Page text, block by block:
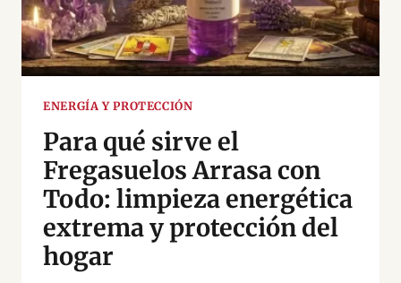
ENERGÍA Y PROTECCIÓN
Para qué sirve el
Fregasuelos Arrasa con
Todo: limpieza energética
extrema y protección del
hogar